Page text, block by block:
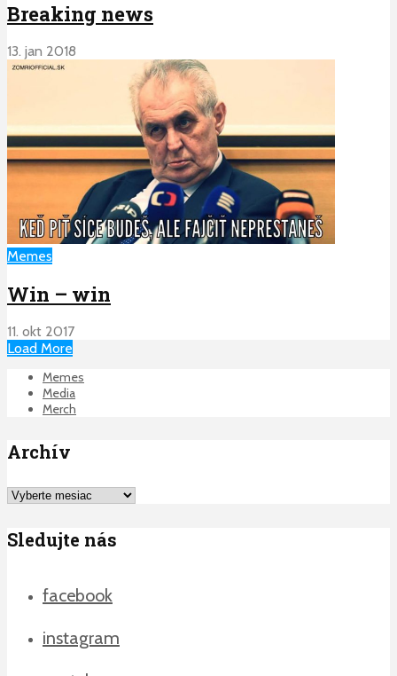
Breaking news
13. jan 2018
Memes
Win – win
11. okt 2017
Load More
Memes
Media
Merch
Archív
Archív
Sledujte nás
facebook
instagram